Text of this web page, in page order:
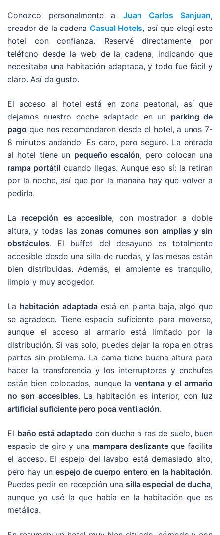
Conozco personalmente a Juan Carlos Sanjuan,
creador de la cadena Casual Hotels, así que elegí este
hotel con confianza. Reservé directamente por
teléfono desde la web de la cadena, indicando que
necesitaba una habitación adaptada, y todo fue fácil y
claro. Así da gusto.
El acceso al hotel está en zona peatonal, así que
dejamos nuestro coche adaptado en un parking de
pago que nos recomendaron desde el hotel, a unos 7-
8 minutos andando. Es caro, pero seguro. La entrada
al hotel tiene un pequeño escalón, pero colocan una
rampa portátil cuando llegas. Aunque eso sí: la retiran
por la noche, así que por la mañana hay que volver a
pedirla.
La recepción es accesible, con mostrador a doble
altura, y todas las zonas comunes son amplias y sin
obstáculos. El buffet del desayuno es totalmente
accesible desde una silla de ruedas, y las mesas están
bien distribuidas. Además, el ambiente es tranquilo,
limpio y muy acogedor.
La habitación adaptadaestá en planta baja, algo que
se agradece. Tiene espacio suficiente para moverse,
aunque el acceso al armario está limitado por la
distribución. Si vas solo, puedes dejar la ropa en otras
partes sin problema. La cama tiene buena altura para
hacer la transferencia y los interruptores y enchufes
están bien colocados, aunque laventana y el armario
no son accesibles. La habitación es interior, con luz
artificial suficiente pero poca ventilación.
El baño está adaptado con ducha a ras de suelo, buen
espacio de giro y una mampara deslizanteque facilita
el acceso. El espejo del lavabo está demasiado alto,
pero hay un espejo de cuerpo entero en la habitación.
Puedes pedir en recepción una silla especial de ducha,
aunque yo usé la que había en la habitación que es
metálica.